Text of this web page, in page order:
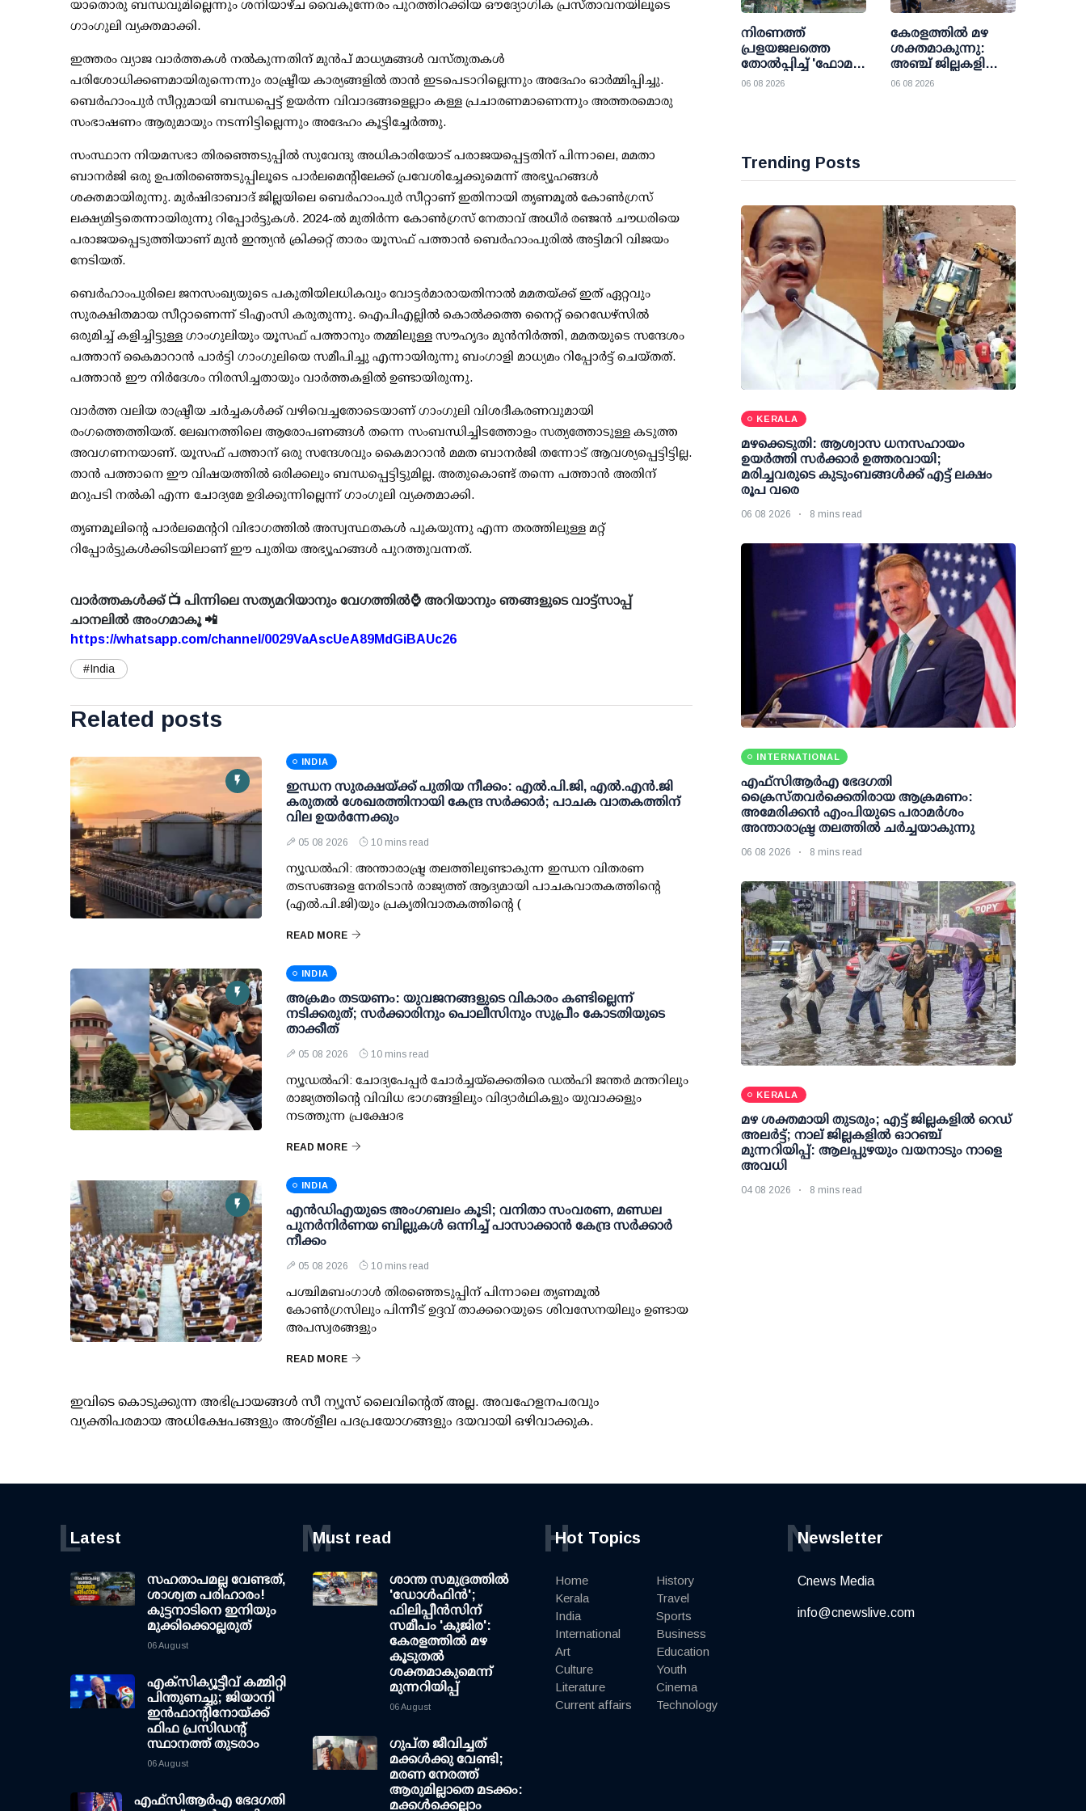
യാതൊരു ബന്ധവുമില്ലെന്നും ശനിയാഴ്ച വൈകുന്നേരം പുറത്തിറക്കിയ ഔദ്യോഗിക പ്രസ്താവനയിലൂടെ
ഗാംഗുലി വ്യക്തമാക്കി.
ഇത്തരം വ്യാജ വാര്‍ത്തകള്‍ നല്‍കുന്നതിന് മുന്‍പ് മാധ്യമങ്ങള്‍ വസ്തുതകള്‍
പരിശോധിക്കണമായിരുന്നെന്നും രാഷ്ട്രീയ കാര്യങ്ങളില്‍ താന്‍ ഇടപെടാറില്ലെന്നും അദേഹം ഓര്‍മ്മിപ്പിച്ചു.
ബെര്‍ഹാംപുര്‍ സീറ്റുമായി ബന്ധപ്പെട്ട് ഉയര്‍ന്ന വിവാദങ്ങളെല്ലാം കള്ള പ്രചാരണമാണെന്നും അത്തരമൊരു
സംഭാഷണം ആരുമായും നടന്നിട്ടില്ലെന്നും അദേഹം കൂട്ടിച്ചേര്‍ത്തു.
സംസ്ഥാന നിയമസഭാ തിരഞ്ഞെടുപ്പില്‍ സുവേന്ദു അധികാരിയോട് പരാജയപ്പെട്ടതിന് പിന്നാലെ, മമതാ
ബാനര്‍ജി ഒരു ഉപതിരഞ്ഞെടുപ്പിലൂടെ പാര്‍ലമെന്റിലേക്ക് പ്രവേശിച്ചേക്കുമെന്ന് അഭ്യൂഹങ്ങള്‍
ശക്തമായിരുന്നു. മുര്‍ഷിദാബാദ് ജില്ലയിലെ ബെര്‍ഹാംപുര്‍ സീറ്റാണ് ഇതിനായി തൃണമൂല്‍ കോണ്‍ഗ്രസ്
ലക്ഷ്യമിട്ടതെന്നായിരുന്നു റിപ്പോര്‍ട്ടുകള്‍. 2024-ല്‍ മുതിര്‍ന്ന കോണ്‍ഗ്രസ് നേതാവ് അധീര്‍ രഞ്ജന്‍ ചൗധരിയെ
പരാജയപ്പെടുത്തിയാണ് മുന്‍ ഇന്ത്യന്‍ ക്രിക്കറ്റ് താരം യൂസഫ് പത്താന്‍ ബെര്‍ഹാംപുരില്‍ അട്ടിമറി വിജയം
നേടിയത്.
ബെര്‍ഹാംപുരിലെ ജനസംഖ്യയുടെ പകുതിയിലധികവും വോട്ടര്‍മാരായതിനാല്‍ മമതയ്ക്ക് ഇത് ഏറ്റവും
സുരക്ഷിതമായ സീറ്റാണെന്ന് ടിഎംസി കരുതുന്നു. ഐപിഎല്ലില്‍ കൊല്‍ക്കത്ത നൈറ്റ് റൈഡേഴ്സില്‍
ഒരുമിച്ച് കളിച്ചിട്ടുള്ള ഗാംഗുലിയും യൂസഫ് പത്താനും തമ്മിലുള്ള സൗഹൃദം മുന്‍നിര്‍ത്തി, മമതയുടെ സന്ദേശം
പത്താന് കൈമാറാന്‍ പാര്‍ട്ടി ഗാംഗുലിയെ സമീപിച്ചു എന്നായിരുന്നു ബംഗാളി മാധ്യമം റിപ്പോര്‍ട്ട് ചെയ്തത്.
പത്താന്‍ ഈ നിര്‍ദേശം നിരസിച്ചതായും വാര്‍ത്തകളില്‍ ഉണ്ടായിരുന്നു.
വാര്‍ത്ത വലിയ രാഷ്ട്രീയ ചര്‍ച്ചകള്‍ക്ക് വഴിവെച്ചതോടെയാണ് ഗാംഗുലി വിശദീകരണവുമായി
രംഗത്തെത്തിയത്. ലേഖനത്തിലെ ആരോപണങ്ങള്‍ തന്നെ സംബന്ധിച്ചിടത്തോളം സത്യത്തോടുള്ള കടുത്ത
അവഗണനയാണ്. യൂസഫ് പത്താന് ഒരു സന്ദേശവും കൈമാറാന്‍ മമത ബാനര്‍ജി തന്നോട് ആവശ്യപ്പെട്ടിട്ടില്ല.
താന്‍ പത്താനെ ഈ വിഷയത്തില്‍ ഒരിക്കലും ബന്ധപ്പെട്ടിട്ടുമില്ല. അതുകൊണ്ട് തന്നെ പത്താന്‍ അതിന്
മറുപടി നല്‍കി എന്ന ചോദ്യമേ ഉദിക്കുന്നില്ലെന്ന് ഗാംഗുലി വ്യക്തമാക്കി.
തൃണമൂലിന്റെ പാര്‍ലമെന്ററി വിഭാഗത്തില്‍ അസ്വസ്ഥതകള്‍ പുകയുന്നു എന്ന തരത്തിലുള്ള മറ്റ്
റിപ്പോര്‍ട്ടുകള്‍ക്കിടയിലാണ് ഈ പുതിയ അഭ്യൂഹങ്ങള്‍ പുറത്തുവന്നത്.
വാർത്തകൾക്ക് 📺 പിന്നിലെ സത്യമറിയാനും വേഗത്തിൽ⌚ അറിയാനും ഞങ്ങളുടെ വാട്ട്സാപ്പ്
ചാനലിൽ അംഗമാകൂ 📲
https://whatsapp.com/channel/0029VaAscUeA89MdGiBAUc26
#India
Related posts
INDIA
ഇന്ധന സുരക്ഷയ്ക്ക് പുതിയ നീക്കം: എല്‍.പി.ജി, എല്‍.എന്‍.ജി
കരുതല്‍ ശേഖരത്തിനായി കേന്ദ്ര സര്‍ക്കാര്‍; പാചക വാതകത്തിന്
വില ഉയര്‍ന്നേക്കും
05 08 2026 10 mins read
ന്യൂഡല്‍ഹി: അന്താരാഷ്ട്ര തലത്തിലുണ്ടാകുന്ന ഇന്ധന വിതരണ
തടസങ്ങളെ നേരിടാന്‍ രാജ്യത്ത് ആദ്യമായി പാചകവാതകത്തിന്റെ
(എല്‍.പി.ജി)യും പ്രകൃതിവാതകത്തിന്റെ (
READ MORE
INDIA
അക്രമം തടയണം: യുവജനങ്ങളുടെ വികാരം കണ്ടില്ലെന്ന്
നടിക്കരുത്; സര്‍ക്കാരിനും പൊലീസിനും സുപ്രീം കോടതിയുടെ
താക്കീത്
05 08 2026 10 mins read
ന്യൂഡല്‍ഹി: ചോദ്യപേപ്പര്‍ ചോര്‍ച്ചയ്ക്കെതിരെ ഡല്‍ഹി ജന്തര്‍ മന്തറിലും
രാജ്യത്തിന്റെ വിവിധ ഭാഗങ്ങളിലും വിദ്യാര്‍ഥികളും യുവാക്കളും
നടത്തുന്ന പ്രക്ഷോഭ
READ MORE
INDIA
എന്‍ഡിഎയുടെ അംഗബലം കൂടി; വനിതാ സംവരണ, മണ്ഡല
പുനര്‍നിര്‍ണയ ബില്ലുകള്‍ ഒന്നിച്ച് പാസാക്കാന്‍ കേന്ദ്ര സര്‍ക്കാര്‍
നീക്കം
05 08 2026 10 mins read
പശ്ചിമബംഗാള്‍ തിരഞ്ഞെടുപ്പിന് പിന്നാലെ തൃണമൂല്‍
കോണ്‍ഗ്രസിലും പിന്നീട് ഉദ്ദവ് താക്കറെയുടെ ശിവസേനയിലും ഉണ്ടായ
അപസ്വരങ്ങളും
READ MORE
ഇവിടെ കൊടുക്കുന്ന അഭിപ്രായങ്ങള്‍ സീ ന്യൂസ് ലൈവിന്റെത് അല്ല. അവഹേളനപരവും
വ്യക്തിപരമായ അധിക്ഷേപങ്ങളും അശ്‌ളീല പദപ്രയോഗങ്ങളും ദയവായി ഒഴിവാക്കുക.
അംഗീകാരം
നിരണത്ത്
പ്രളയജലത്തെ
തോല്‍പ്പിച്ച് 'ഫോമ
വില്ലേജ്'; 36
06 08 2026
കേരളത്തില്‍ മഴ
ശക്തമാകുന്നു:
അഞ്ച് ജില്ലകളിലെ
വിദ്യാഭ്യാസ
06 08 2026
Trending Posts
KERALA
മഴക്കെടുതി: ആശ്വാസ ധനസഹായം
ഉയര്‍ത്തി സര്‍ക്കാര്‍ ഉത്തരവായി;
മരിച്ചവരുടെ കുടുംബങ്ങള്‍ക്ക് എട്ട് ലക്ഷം
രൂപ വരെ
06 08 2026 8 mins read
INTERNATIONAL
എഫ്‌സി‌ആര്‍‌എ ഭേദഗതി
ക്രൈസ്തവർക്കെതിരായ ആക്രമണം:
അമേരിക്കൻ എംപിയുടെ പരാമർശം
അന്താരാഷ്ട്ര തലത്തിൽ ചർച്ചയാകുന്നു
06 08 2026 8 mins read
KERALA
മഴ ശക്തമായി തുടരും; എട്ട് ജില്ലകളില്‍ റെഡ്
അലര്‍ട്ട്; നാല് ജില്ലകളില്‍ ഓറഞ്ച്
മുന്നറിയിപ്പ്: ആലപ്പുഴയും വയനാടും നാളെ
അവധി
04 08 2026 8 mins read
Latest
L
സഹതാപമല്ല വേണ്ടത്,
ശാശ്വത പരിഹാരം!
കുട്ടനാടിനെ ഇനിയും
മുക്കിക്കൊല്ലരുത്
06 August
എക്സിക്യൂട്ടീവ് കമ്മിറ്റി
പിന്തുണച്ചു; ജിയാനി
ഇന്‍ഫാന്റിനോയ്ക്ക്
ഫിഫ പ്രസിഡന്റ്
സ്ഥാനത്ത് തുടരാം
06 August
എഫ്‌സി‌ആര്‍‌എ ഭേദഗതി
Must read
M
ശാന്ത സമുദ്രത്തില്‍
'ഡോള്‍ഫിന്‍';
ഫിലിപ്പീന്‍സിന്
സമീപം 'കുജിര':
കേരളത്തില്‍ മഴ
കൂടുതല്‍
ശക്തമാകുമെന്ന്
മുന്നറിയിപ്പ്
06 August
ഗുപ്ത ജീവിച്ചത്
മക്കള്‍ക്കു വേണ്ടി;
മരണ നേരത്ത്
ആരുമില്ലാതെ മടക്കം:
മക്കള്‍ക്കെല്ലാം
Hot Topics
H
Home
Kerala
India
International
Art
Culture
Literature
Current affairs
History
Travel
Sports
Business
Education
Youth
Cinema
Technology
Newsletter
N
Cnews Media
info@cnewslive.com